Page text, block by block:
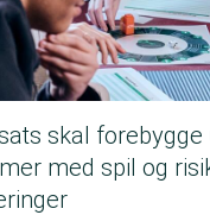
skal forebygge
med spil og